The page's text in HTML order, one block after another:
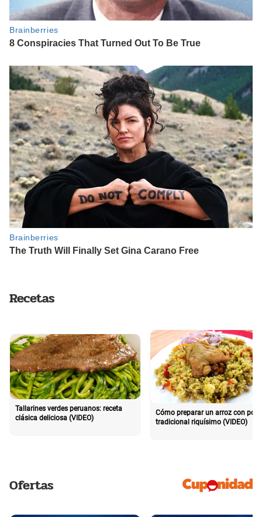
Recetas
Tallarines verdes peruanos: receta
clásica deliciosa (VIDEO)
Cómo preparar un arroz con pollo
tradicional riquísimo (VIDEO)
Ofertas